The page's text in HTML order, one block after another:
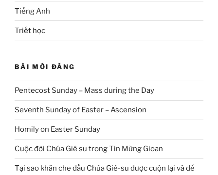
Tiếng Anh
Triết học
BÀI MỚI ĐĂNG
Pentecost Sunday – Mass during the Day
Seventh Sunday of Easter – Ascension
Homily on Easter Sunday
Cuộc đời Chúa Giê su trong Tin Mừng Gioan
Tại sao khăn che đầu Chúa Giê-su được cuộn lại và để